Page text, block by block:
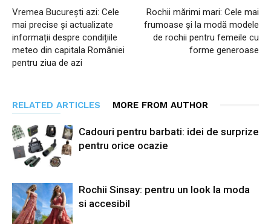
Vremea București azi: Cele
mai precise și actualizate
informații despre condițiile
meteo din capitala României
pentru ziua de azi
Rochii mărimi mari: Cele mai
frumoase și la modă modele
de rochii pentru femeile cu
forme generoase
RELATED ARTICLES MORE FROM AUTHOR
Cadouri pentru barbati: idei de surprize
pentru orice ocazie
Rochii Sinsay: pentru un look la moda
si accesibil